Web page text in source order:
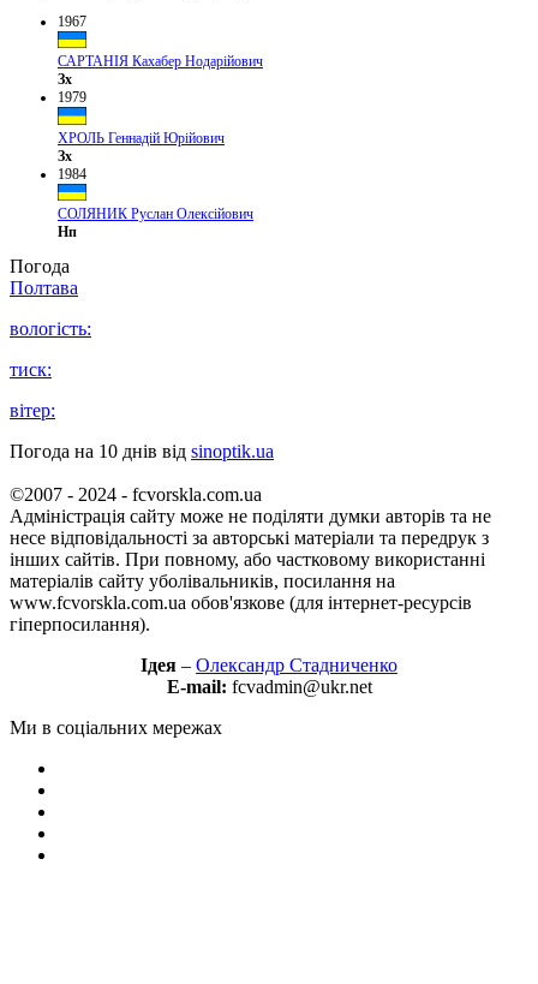
1967
САРТАНІЯ Кахабер Нодарійович
Зх
1979
ХРОЛЬ Геннадій Юрійович
Зх
1984
СОЛЯНИК Руслан Олексійович
Нп
Погода
Полтава
вологість:
тиск:
вітер:
Погода на 10 днів від sinoptik.ua
©2007 - 2024 - fcvorskla.com.ua
Адміністрація сайту може не поділяти думки авторів та не
несе відповідальності за авторські матеріали та передрук з
інших сайтів. При повному, або частковому використанні
матеріалів сайту уболівальників, посилання на
www.fcvorskla.com.ua обов'язкове (для інтернет-ресурсів
гіперпосилання).
Ідея – Олександр Стадниченко
E-mail: fcvadmin@ukr.net
Ми в соціальних мережах